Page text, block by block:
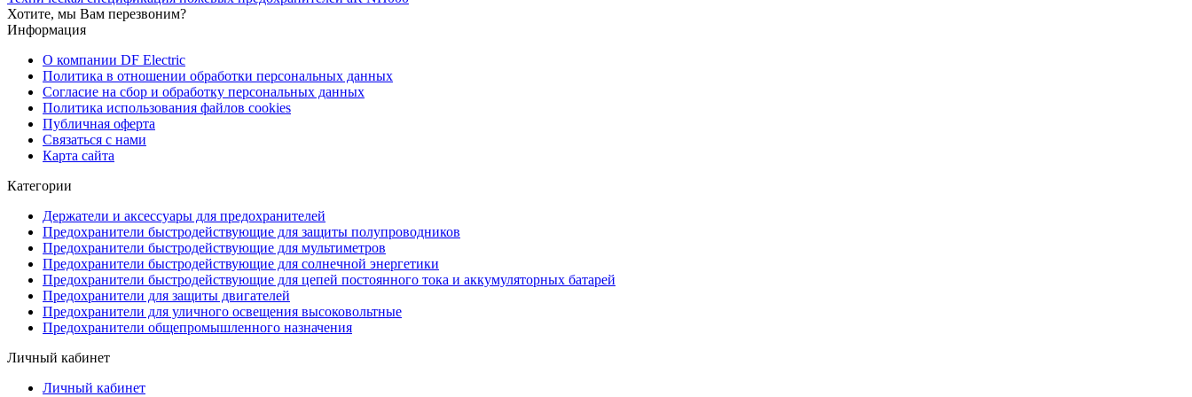
Хотите, мы Вам перезвоним?
Информация
О компании DF Electric
Политика в отношении обработки персональных данных
Согласие на сбор и обработку персональных данных
Политика использования файлов cookies
Публичная оферта
Связаться с нами
Карта сайта
Категории
Держатели и аксессуары для предохранителей
Предохранители быстродействующие для защиты полупроводников
Предохранители быстродействующие для мультиметров
Предохранители быстродействующие для солнечной энергетики
Предохранители быстродействующие для цепей постоянного тока и аккумуляторных батарей
Предохранители для защиты двигателей
Предохранители для уличного освещения высоковольтные
Предохранители общепромышленного назначения
Личный кабинет
Личный кабинет